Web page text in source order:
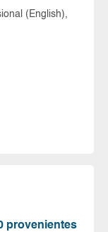
(English),
provenientes